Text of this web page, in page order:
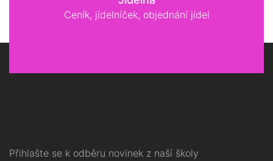
Ceník, jídelníček, objednání jídel
Přihlašte se k odběru novinek z naší školy